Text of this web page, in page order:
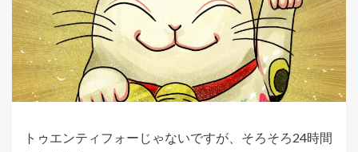
トゥエンティフォーじゃないですが、そろそろ24時間